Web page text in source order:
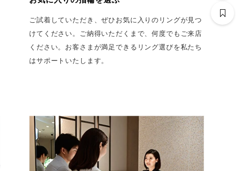
ご試着していただき、ぜひお気に入りのリングが見つ
けてください。ご納得いただくまで、何度でもご来店
ください。お客さまが満足できるリング選びを私たち
はサポートいたします。